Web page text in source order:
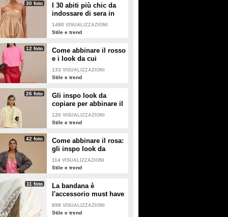
30 foto
I 30 abiti più chic da
indossare di sera in
estate
1480 VISUALIZZAZIONI
Stile e trend
12 foto
Come abbinare il rosso
e i look da cui
prendere ispirazione
133 VISUALIZZAZIONI
Stile e trend
26 foto
Gli inspo look da
copiare per abbinare il
giallo
126 VISUALIZZAZIONI
Stile e trend
42 foto
Come abbinare il rosa:
gli inspo look da
copiare
114 VISUALIZZAZIONI
Stile e trend
11 foto
La bandana è
l'accessorio must have
dell'estate 2026: i
modelli di tendenza
898 VISUALIZZAZIONI
Stile e trend